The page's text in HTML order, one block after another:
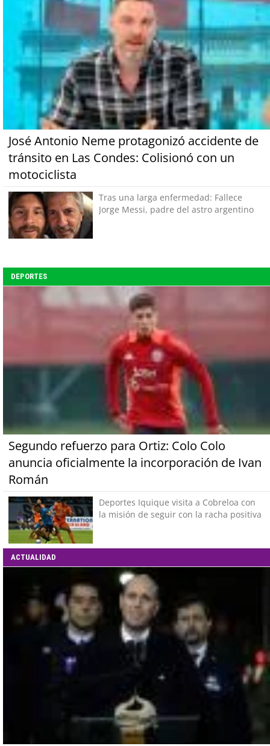
José Antonio Neme protagonizó accidente de
tránsito en Las Condes: Colisionó con un
motociclista
Tras una larga enfermedad: Fallece
Jorge Messi, padre del astro argentino
DEPORTES
Segundo refuerzo para Ortiz: Colo Colo
anuncia oficialmente la incorporación de Ivan
Román
Deportes Iquique visita a Cobreloa con
la misión de seguir con la racha positiva
ACTUALIDAD